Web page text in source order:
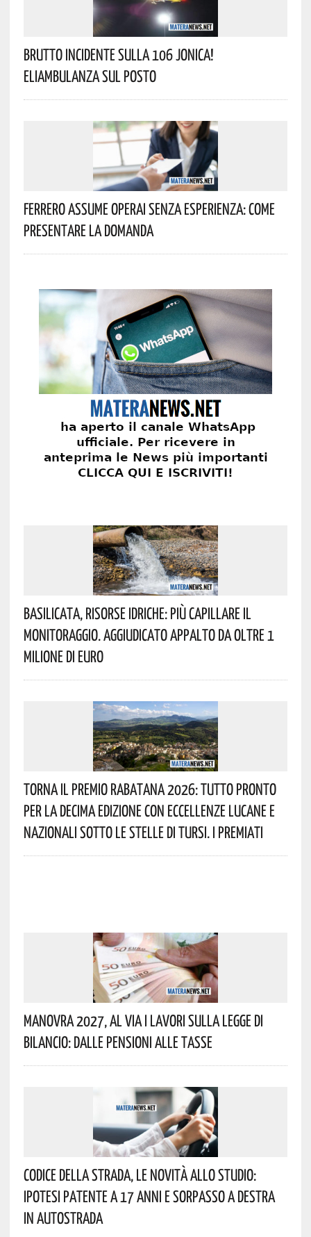
Brutto Incidente Sulla 106 Jonica!
Eliambulanza Sul Posto
Ferrero Assume Operai Senza Esperienza: Come
Presentare La Domanda
Basilicata, Risorse Idriche: Più Capillare Il
Monitoraggio. Aggiudicato Appalto Da Oltre 1
Milione Di Euro
Torna Il Premio Rabatana 2026: Tutto Pronto
Per La Decima Edizione Con Eccellenze Lucane E
Nazionali Sotto Le Stelle Di Tursi. I Premiati
Manovra 2027, Al Via I Lavori Sulla Legge Di
Bilancio: Dalle Pensioni Alle Tasse
Codice Della Strada, Le Novità Allo Studio:
Ipotesi Patente A 17 Anni E Sorpasso A Destra
In Autostrada